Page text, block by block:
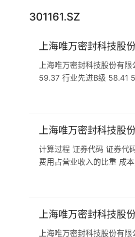
301161.SZ
上海唯万密封科技股
上海唯万密封科技股份有
59.37 行业先进B级 58.41
上海唯万密封科技股
计算过程 证券代码 证券代
费用占营业收入的比重 成
上海唯万密封科技股
上海唯万密封科技股份有